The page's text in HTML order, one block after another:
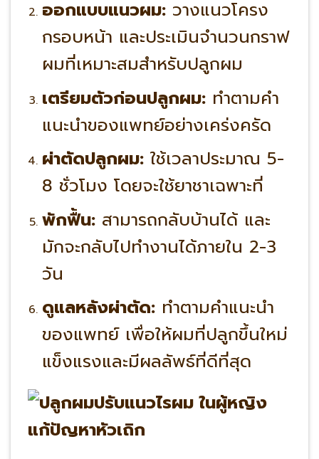
ออกแบบแนวผม:วางแนวโครง
กรอบหน้า และประเมินจำนวนกราฟ
ผมที่เหมาะสมสำหรับปลูกผม
เตรียมตัวก่อนปลูกผม:ทำตามคำ
แนะนำของแพทย์อย่างเคร่งครัด
ผ่าตัดปลูกผม:ใช้เวลาประมาณ 5-
8 ชั่วโมง โดยจะใช้ยาชาเฉพาะที่
พักฟื้น:สามารถกลับบ้านได้ และ
มักจะกลับไปทำงานได้ภายใน 2-3
วัน
ดูแลหลังผ่าตัด:ทำตามคำแนะนำ
ของแพทย์ เพื่อให้ผมที่ปลูกขึ้นใหม่
แข็งแรงและมีผลลัพธ์ที่ดีที่สุด